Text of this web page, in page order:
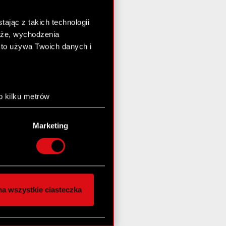
z takich technologii
wychodzenia
używa Twoich danych i
kilku metrów
(fingerprinting,
preferencje w
chwili.
i
innymi danymi
z naszej witryny,
Marketing
wszystkie ciasteczka